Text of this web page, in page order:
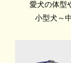
愛犬の体型
小型犬～